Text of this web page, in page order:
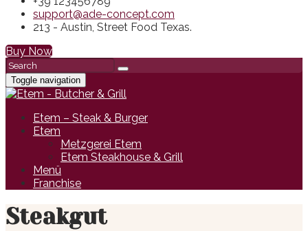
support@ade-concept.com
213 - Austin, Street Food Texas.
Buy Now
Toggle navigation
Etem – Steak & Burger
Etem
Metzgerei Etem
Etem Steakhouse & Grill
Menü
Franchise
Steakgut